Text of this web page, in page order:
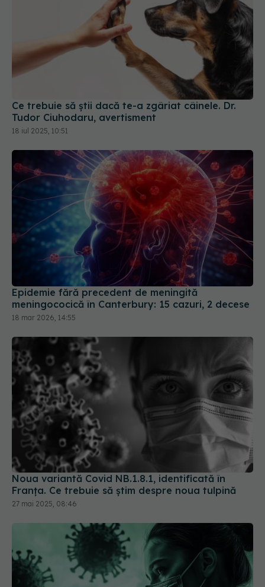
Ce trebuie să știi dacă te-a zgâriat câinele. Dr.
Tudor Ciuhodaru, avertisment
18 iul 2025, 10:51
Epidemie fără precedent de meningită
meningococică în Canterbury: 15 cazuri, 2 decese
18 mar 2026, 14:55
Noua variantă Covid NB.1.8.1, identificată în
Franța. Ce trebuie să știm despre noua tulpină
27 mai 2025, 08:46